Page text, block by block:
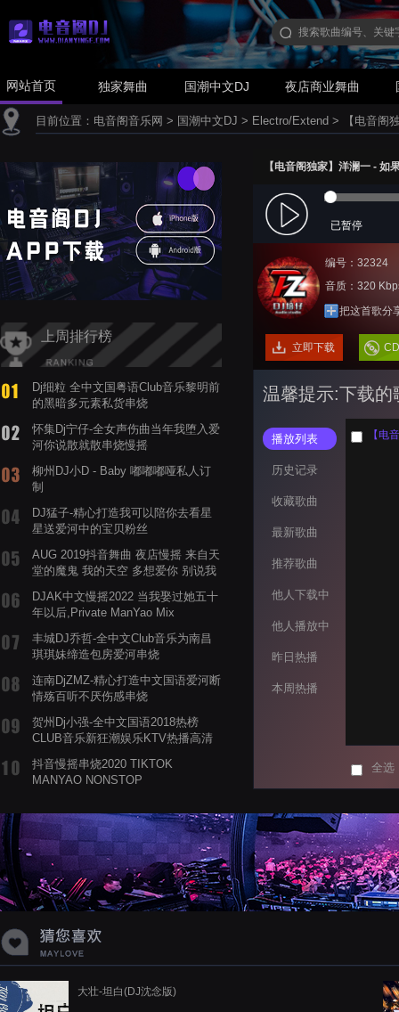
网站首页 独家舞曲 国潮中文DJ 夜店商业舞曲
目前位置： 电音阁音乐网 > 国潮中文DJ > Electro/Extend > 【电音阁
上周排行榜
Dj细粒 全中文国粤语Club音乐黎明前
的黑暗多元素私货串烧
怀集Dj宁仔-全女声伤曲当年我堕入爱
河你说散就散串烧慢摇
柳州DJ小D - Baby 嘟嘟嘟哑私人订
制
DJ猛子-精心打造我可以陪你去看星
星送爱河中的宝贝粉丝
AUG 2019抖音舞曲 夜店慢摇 来自天
堂的魔鬼 我的天空 多想爱你 别说我
DJAK中文慢摇2022 当我娶过她五十
年以后,Private ManYao Mix
丰城DJ乔哲-全中文Club音乐为南昌
琪琪妹缔造包房爱河串烧
连南DjZMZ-精心打造中文国语爱河断
情殇百听不厌伤感串烧
贺州Dj小强-全中文国语2018热榜
CLUB音乐新狂潮娱乐KTV热播高清
抖音慢摇串烧2020 TIKTOK
MANYAO NONSTOP
蝉爸爸妈妈爱存在夏天的风是想你的
声音啊
【电音阁独家】洋澜一 -
已暂停
编号：32324
音质：320
把这首歌分
立即下载
温馨提示:下载的
播放列表
历史记录
收藏歌曲
最新歌曲
推荐歌曲
他人下载中
他人播放中
昨日热播
本周热播
【电
全选
大壮-坦白(DJ沈念版)